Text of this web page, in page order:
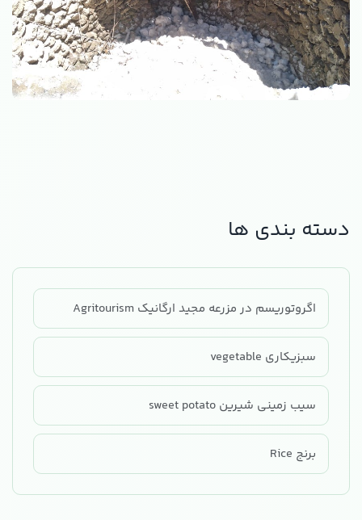
دسته بندی ها
اگروتوریسم در مزرعه مجید ارگانیک Agritourism
سبزیکاری vegetable
سیب زمینی شیرین sweet potato
برنج Rice